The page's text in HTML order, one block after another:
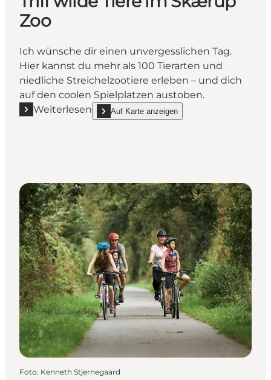
Zoo
Ich wünsche dir einen unvergesslichen Tag.
Hier kannst du mehr als 100 Tierarten und
niedliche Streichelzootiere erleben – und dich
auf den coolen Spielplatzen austoben.
Weiterlesen
Mehr erfahren "Triff wilde Tiere im Skærup Zoo"
Auf Karte anzeigen
show Triff wilde Tiere im Skærup Zoo on_map
Foto: Kenneth Stjernegaard